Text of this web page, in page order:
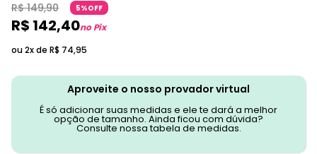
R$ 149,90 5%OFF
R$ 142,40no Pix
ou 2x de R$ 74,95
Aproveite o nosso provador virtual
É só adicionar suas medidas e ele te dará a melhor
opção de tamanho. Ainda ficou com dúvida?
Consulte nossa tabela de medidas.